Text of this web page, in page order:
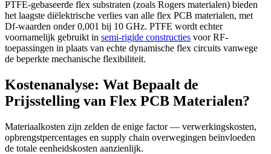
PTFE-gebaseerde flex substraten (zoals Rogers materialen) bieden
het laagste diëlektrische verlies van alle flex PCB materialen, met
Df-waarden onder 0,001 bij 10 GHz. PTFE wordt echter
voornamelijk gebruikt in semi-rigide constructies voor RF-
toepassingen in plaats van echte dynamische flex circuits vanwege
de beperkte mechanische flexibiliteit.
Kostenanalyse: Wat Bepaalt de
Prijsstelling van Flex PCB Materialen?
Materiaalkosten zijn zelden de enige factor — verwerkingskosten,
opbrengstpercentages en supply chain overwegingen beïnvloeden
de totale eenheidskosten aanzienlijk.